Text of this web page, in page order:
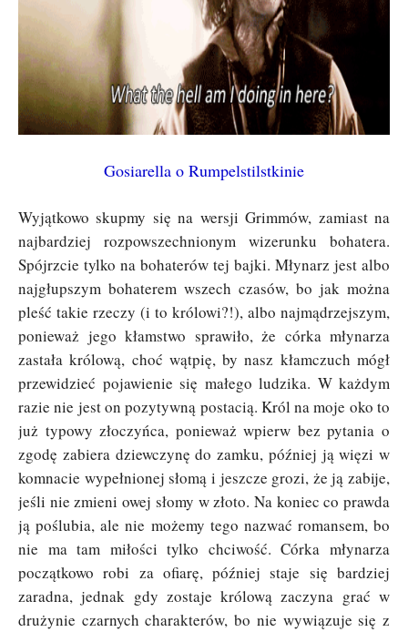
Gosiarella o Rumpelstilstkinie
Wyjątkowo skupmy się na wersji Grimmów, zamiast na
najbardziej rozpowszechnionym wizerunku bohatera.
Spójrzcie tylko na bohaterów tej bajki. Młynarz jest albo
najgłupszym bohaterem wszech czasów, bo jak można
pleść takie rzeczy (i to królowi?!), albo najmądrzejszym,
ponieważ jego kłamstwo sprawiło, że córka młynarza
zastała królową, choć wątpię, by nasz kłamczuch mógł
przewidzieć pojawienie się małego ludzika. W każdym
razie nie jest on pozytywną postacią. Król na moje oko to
już typowy złoczyńca, ponieważ wpierw bez pytania o
zgodę zabiera dziewczynę do zamku, później ją więzi w
komnacie wypełnionej słomą i jeszcze grozi, że ją zabije,
jeśli nie zmieni owej słomy w złoto. Na koniec co prawda
ją poślubia, ale nie możemy tego nazwać romansem, bo
nie ma tam miłości tylko chciwość. Córka młynarza
początkowo robi za ofiarę, później staje się bardziej
zaradna, jednak gdy zostaje królową zaczyna grać w
drużynie czarnych charakterów, bo nie wywiązuje się z